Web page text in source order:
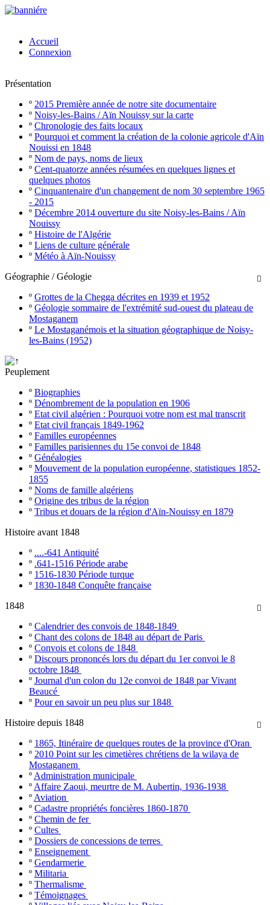
Accueil
Connexion
Présentation
º 2015 Première année de notre site documentaire
º Noisy-les-Bains / Aïn Nouissy sur la carte
º Chronologie des faits locaux
º Pourquoi et comment la création de la colonie agricole d'Aïn
Nouissi en 1848
º Nom de pays, noms de lieux
º Cent-quatorze années résumées en quelques lignes et
quelques photos
º Cinquantenaire d'un changement de nom 30 septembre 1965
- 2015
º Décembre 2014 ouverture du site Noisy-les-Bains / Aïn
Nouissy
º Histoire de l'Algérie
º Liens de culture générale
º Météo à Aïn-Nouissy

Géographie / Géologie
º Grottes de la Chegga décrites en 1939 et 1952
º Géologie sommaire de l'extrémité sud-ouest du plateau de
Mostaganem
º Le Mostaganémois et la situation géographique de Noisy-
les-Bains (1952)
Peuplement
º Biographies
º Dénombrement de la population en 1906
º Etat civil algérien : Pourquoi votre nom est mal transcrit
º Etat civil français 1849-1962
º Familles européennes
º Familles parisiennes du 15e convoi de 1848
º Généalogies
º Mouvement de la population européenne, statistiques 1852-
1855
º Noms de famille algériens
º Origine des tribus de la région
º Tribus et douars de la région d'Aïn-Nouissy en 1879
Histoire avant 1848
º ....-641 Antiquité
º .641-1516 Période arabe
º 1516-1830 Période turque
º 1830-1848 Conquête française

1848
º Calendrier des convois de 1848-1849
º Chant des colons de 1848 au départ de Paris
º Convois et colons de 1848
º Discours prononcés lors du départ du 1er convoi le 8
octobre 1848
º Journal d'un colon du 12e convoi de 1848 par Vivant
Beaucé
º Pour en savoir un peu plus sur 1848

Histoire depuis 1848
º 1865, Itinéraire de quelques routes de la province d'Oran
º 2010 Point sur les cimetières chrétiens de la wilaya de
Mostaganem
º Administration municipale
º Affaire Zaoui, meurtre de M. Aubertin, 1936-1938
º Aviation
º Cadastre propriétés foncières 1860-1870
º Chemin de fer
º Cultes
º Dossiers de concessions de terres
º Enseignement
º Gendarmerie
º Militaria
º Thermalisme
º Témoignages